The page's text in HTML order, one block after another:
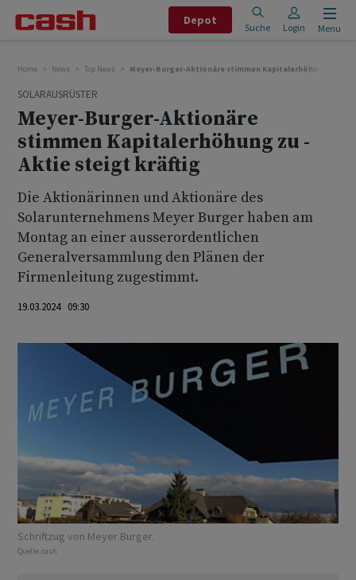
Depot
Suche Login Menu
Home News Top News Meyer-Burger-Aktionäre stimmen Kapitalerhöhung zu -
SOLARAUSRÜSTER
Meyer-Burger-Aktionäre
stimmen Kapitalerhöhung zu -
Aktie steigt kräftig
Die Aktionärinnen und Aktionäre des
Solarunternehmens Meyer Burger haben am
Montag an einer ausserordentlichen
Generalversammlung den Plänen der
Firmenleitung zugestimmt.
19.03.2024 09:30
Schriftzug von Meyer Burger.
Quelle: cash